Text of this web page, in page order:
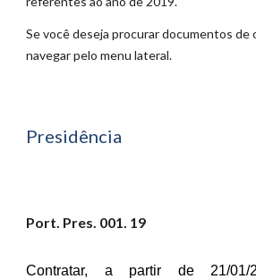
Se você deseja procurar documentos de
navegar pelo menu lateral.
Presidência
Port. Pres. 001. 19
Contratar, a partir de 21/01/